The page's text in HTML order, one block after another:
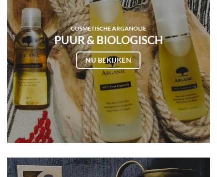
COSMETISCHE ARGANOLIE
PUUR & BIOLOGISCH
NU BEKIJKEN